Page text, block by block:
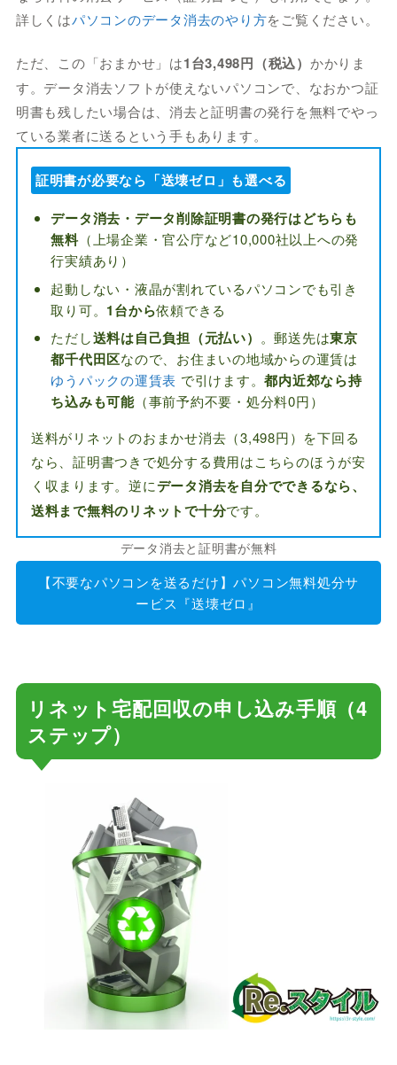
詳しくはパソコンのデータ消去のやり方をご覧ください。
ただ、この「おまかせ」は1台3,498円（税込） かかりま
す。データ消去ソフトが使えないパソコンで、なおかつ証
明書も残したい場合は、消去と証明書の発行を無料でやっ
ている業者に送るという手もあります。
証明書が必要なら「送壊ゼロ」も選べる
データ消去・データ削除証明書の発行はどちらも
無料（上場企業・官公庁など10,000社以上への発
行実績あり）
起動しない・液晶が割れているパソコンでも引き
取り可。 1台から依頼できる
ただし送料は自己負担（元払い） 。郵送先は東京
都千代田区なので、お住まいの地域からの運賃は
ゆうパックの運賃表 で引けます。都内近郊なら持
ち込みも可能（事前予約不要・処分料0円）
送料がリネットのおまかせ消去（3,498円）を下回る
なら、証明書つきで処分する費用はこちらのほうが安
く収まります。逆にデータ消去を自分でできるなら、
送料まで無料のリネットで十分です。
データ消去と証明書が無料
【不要なパソコンを送るだけ】パソコン無料処分サ
ービス『送壊ゼロ』
リネット宅配回収の申し込み手順（4
ステップ）